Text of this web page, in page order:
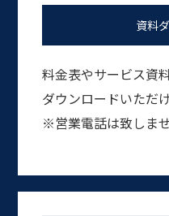
資料
料金表やサービス資
ダウンロードいただけ
※営業電話は致しま